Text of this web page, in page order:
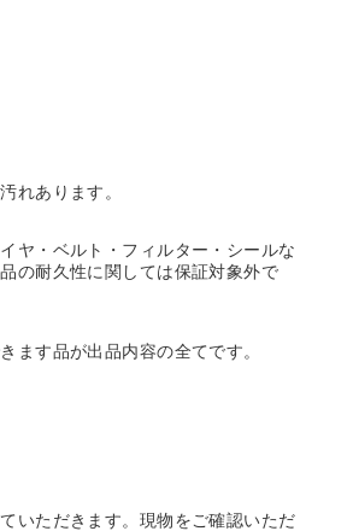
れあります。
ヤ・ベルト・フィルター・シールな
の耐久性に関しては保証対象外で
ます品が出品内容の全てです。
いただきます。現物をご確認いただ